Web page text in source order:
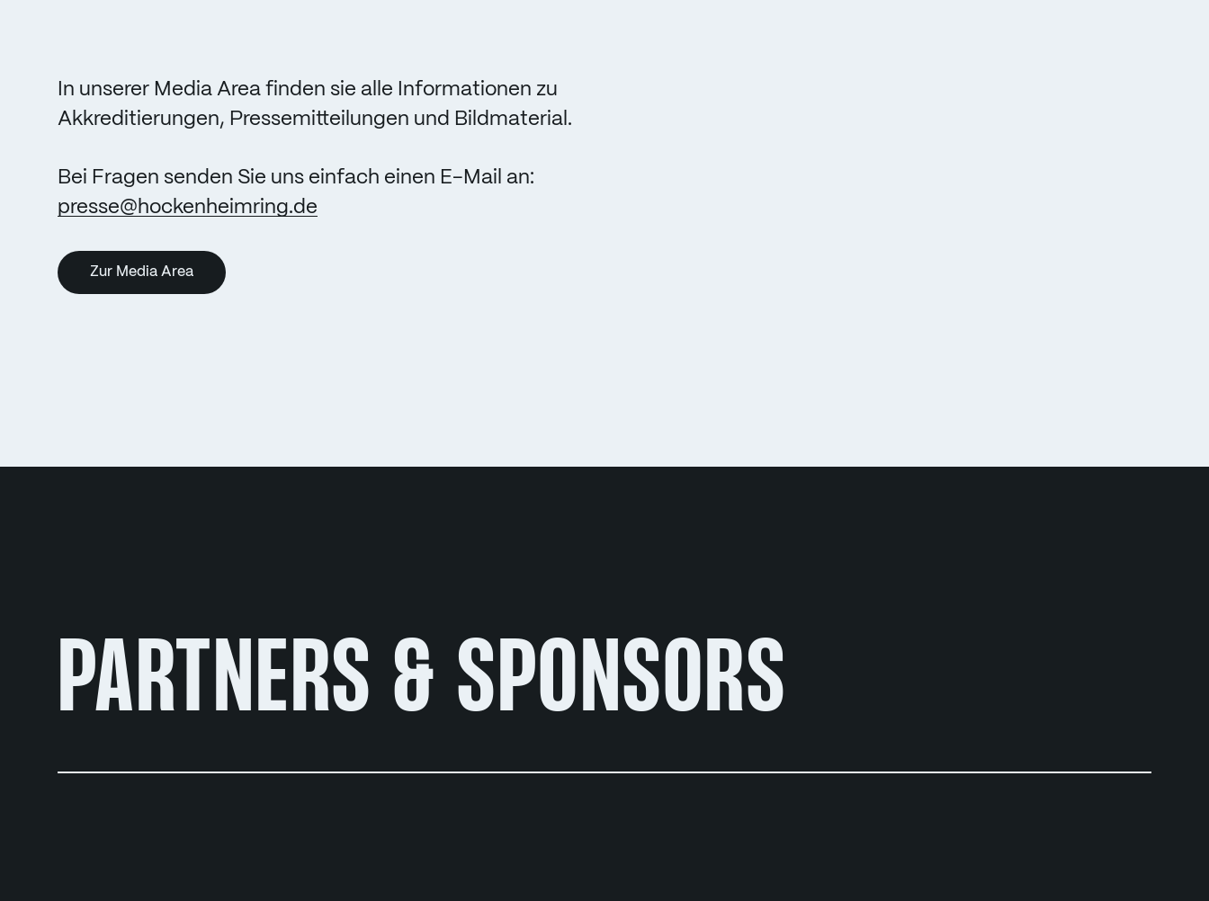
In unserer Media Area finden sie alle Informationen zu
Akkreditierungen, Pressemitteilungen und Bildmaterial.
Bei Fragen senden Sie uns einfach einen E-Mail an:
presse@hockenheimring.de
Zur Media Area
PARTNERS & SPONSORS